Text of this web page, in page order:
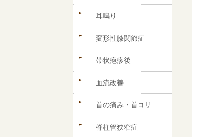
耳鳴り
変形性膝関節症
帯状疱疹後
血流改善
首の痛み・首コリ
脊柱管狭窄症